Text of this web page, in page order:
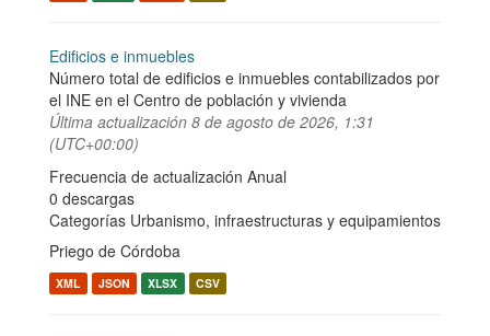
Edificios e inmuebles
Número total de edificios e inmuebles contabilizados por
el INE en el Centro de población y vivienda
Última actualización 8 de agosto de 2026, 1:31
(UTC+00:00)
Frecuencia de actualización Anual
0 descargas
Categorías Urbanismo, infraestructuras y equipamientos
Priego de Córdoba
XML JSON XLSX CSV